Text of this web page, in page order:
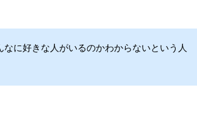
に好きな人がいるのかわからないという人